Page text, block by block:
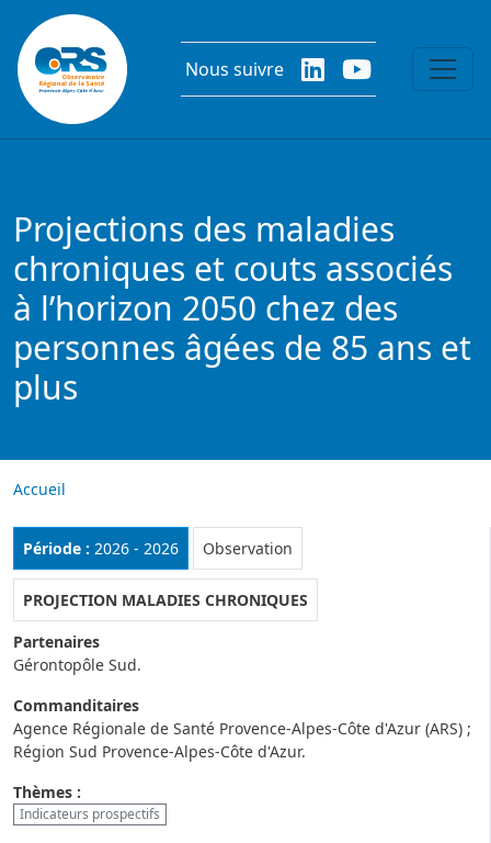
Aller au contenu principal
Nous suivre
Projections des maladies
chroniques et couts associés
à l’horizon 2050 chez des
personnes âgées de 85 ans et
plus
Accueil
Période : 2026 - 2026 Rubrique :
Observation
PROJECTION MALADIES CHRONIQUES
Partenaires
Gérontopôle Sud.
Commanditaires
Agence Régionale de Santé Provence-Alpes-Côte d'Azur (ARS) ;
Région Sud Provence-Alpes-Côte d'Azur.
Thèmes :
Indicateurs prospectifs